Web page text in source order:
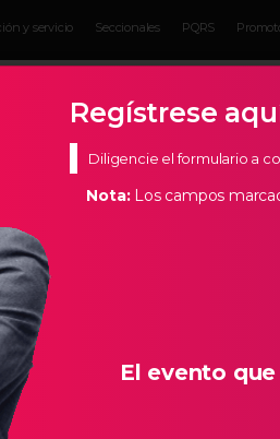
y servicio Seccionales PQRS
creemos en los
las herramientas necesarias para que
de Santander.
Regístrese
Diligencie el formulario a
Nota:Los campos
El evento